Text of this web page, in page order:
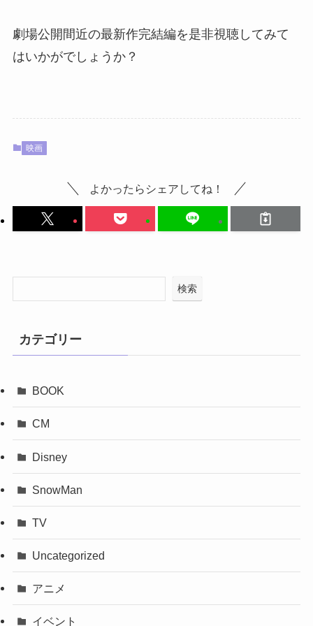
劇場公開間近の最新作完結編を是非視聴してみて
はいかがでしょうか？
映画
よかったらシェアしてね！
検索
カテゴリー
BOOK
CM
Disney
SnowMan
TV
Uncategorized
アニメ
イベント